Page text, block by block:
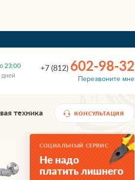
23:00
+7 (812) 602-98-32
Перезвоните мне
техника КОНСУЛЬТАЦИЯ
СОЦИАЛЬНЫЙ СЕРВИС
Не надо
платить лишнего